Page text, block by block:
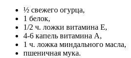
½ свежего огурца,
1 белок,
1/2 ч. ложки витамина Е,
4-6 капель витамина А,
1 ч. ложка миндального масла,
пшеничная мука.